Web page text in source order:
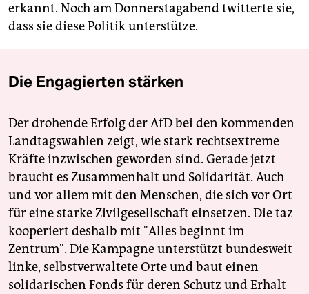
erkannt. Noch am Donnerstagabend twitterte sie,
dass sie diese Politik unterstütze.
Die Engagierten stärken
Der drohende Erfolg der AfD bei den kommenden
Landtagswahlen zeigt, wie stark rechtsextreme
Kräfte inzwischen geworden sind. Gerade jetzt
braucht es Zusammenhalt und Solidarität. Auch
und vor allem mit den Menschen, die sich vor Ort
für eine starke Zivilgesellschaft einsetzen. Die taz
kooperiert deshalb mit "Alles beginnt im
Zentrum". Die Kampagne unterstützt bundesweit
linke, selbstverwaltete Orte und baut einen
solidarischen Fonds für deren Schutz und Erhalt